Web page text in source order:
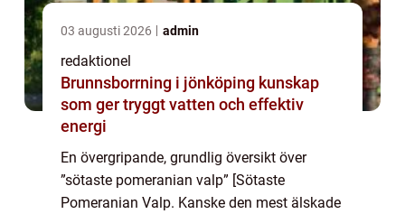
03 augusti 2026 admin
redaktionel
Brunnsborrning i jönköping kunskap
som ger tryggt vatten och effektiv
energi
En övergripande, grundlig översikt över
”sötaste pomeranian valp” [Sötaste
Pomeranian Valp. Kanske den mest älskade